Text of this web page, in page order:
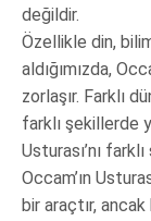
değildir.
Özellikle din,
aldığımızda,
zorlaşır. Farklı
farklı şekillerde
Usturası’nı
Occam’ın
bir araçtır,